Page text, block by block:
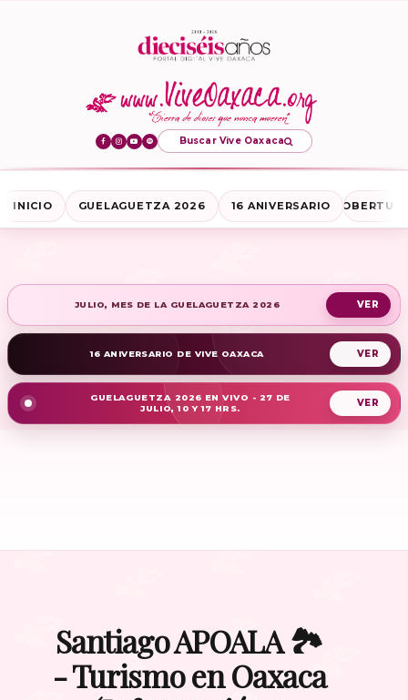
Buscar Vive Oaxaca
INICIO GUELAGUETZA 2026 16 ANIVERSARIO
JULIO, MES DE LA GUELAGUETZA 2026
16 ANIVERSARIO DE VIVE OAXACA
GUELAGUETZA 2026 EN VIVO - 27 DE
JULIO, 10 Y 17 HRS.
Santiago APOALA 🏞️
- Turismo en Oaxaca